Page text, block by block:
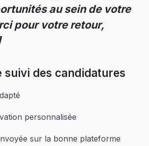
au sein de votre
pour votre retour,
suivi des candidatures
personnalisée
sur la bonne plateforme